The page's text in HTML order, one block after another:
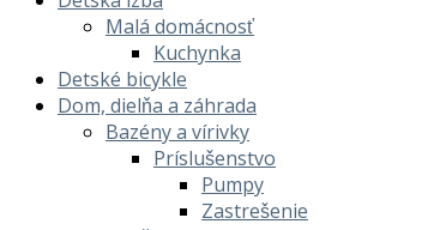
Malá domácnosť
Kuchynka
Detské bicykle
Dom, dielňa a záhrada
Bazény a vírivky
Príslušenstvo
Pumpy
Zastrešenie